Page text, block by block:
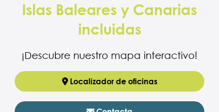
Islas Baleares y Canarias
incluidas
¡Descubre nuestro mapa interactivo!
Localizador de oficinas